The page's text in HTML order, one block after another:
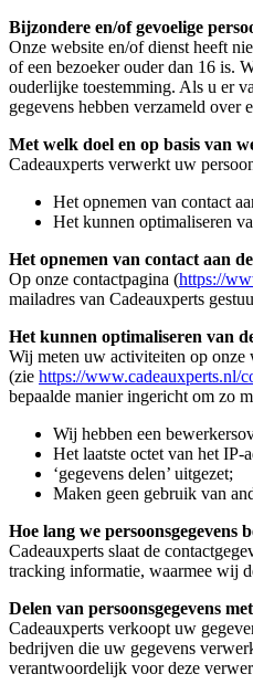
Bijzondere en/of gevoelige
Onze website en/of dienst heeft
of een bezoeker ouder dan 16 is.
ouderlijke toestemming. Als u er
gegevens hebben verzameld
Met welk doel en op basis van
Cadeauxperts verwerkt uw
Het opnemen van contact
Het kunnen optimaliseren
Het opnemen van contact aan
Op onze contactpagina (https://
mailadres van Cadeauxperts
Het kunnen optimaliseren van
Wij meten uw activiteiten op onze
(zie https://www.cadeauxperts.nl/
bepaalde manier ingericht om zo
Wij hebben een
Het laatste octet van het IP-
‘gegevens delen’ uitgezet;
Maken geen gebruik van
Hoe lang we persoonsgegevens
Cadeauxperts slaat de
tracking informatie, waarmee wij
Delen van persoonsgegevens
Cadeauxperts verkoopt uw
bedrijven die uw gegevens
verantwoordelijk voor deze